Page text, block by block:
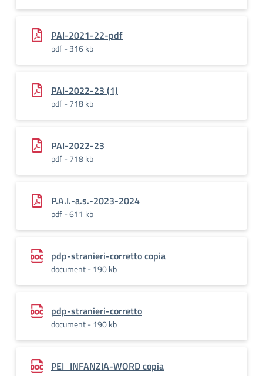
PAI-2021-22-pdf
pdf - 316 kb
PAI-2022-23 (1)
pdf - 718 kb
PAI-2022-23
pdf - 718 kb
P.A.I.-a.s.-2023-2024
pdf - 611 kb
pdp-stranieri-corretto copia
document - 190 kb
pdp-stranieri-corretto
document - 190 kb
PEI_INFANZIA-WORD copia